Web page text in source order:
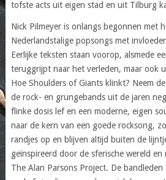
tofste acts uit eigen stad en uit Tilburg
Nick Pilmeyer is onlangs begonnen met
Nederlandstalige popsongs met
Eerlijke teksten staan voorop, alsmede
teruggrijpt naar het verleden, maar ook
Hoe Shoulders of Giants klinkt? Neem
de rock- en grungebands uit de jaren
flinke dosis lef en een moderne, eigen
naar de kern van een goede rocksong,
randjes op en blijven altijd buiten de
geïnspireerd door de sferische wereld
The Alan Parsons Project. De